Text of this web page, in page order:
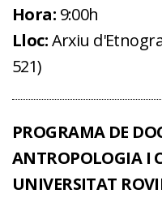
Hora: 9:00h
Lloc:Arxiu
521)
PROGRAMA DE
ANTROPOLOGIA I
UNIVERSITAT